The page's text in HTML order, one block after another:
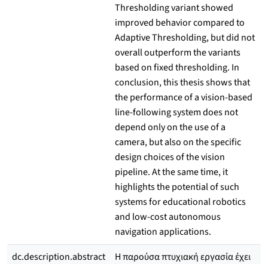
Thresholding variant showed
improved behavior compared to
Adaptive Thresholding, but did not
overall outperform the variants
based on fixed thresholding. In
conclusion, this thesis shows that
the performance of a vision-based
line-following system does not
depend only on the use of a
camera, but also on the specific
design choices of the vision
pipeline. At the same time, it
highlights the potential of such
systems for educational robotics
and low-cost autonomous
navigation applications.
dc.description.abstract
Η παρούσα πτυχιακή εργασία έχει